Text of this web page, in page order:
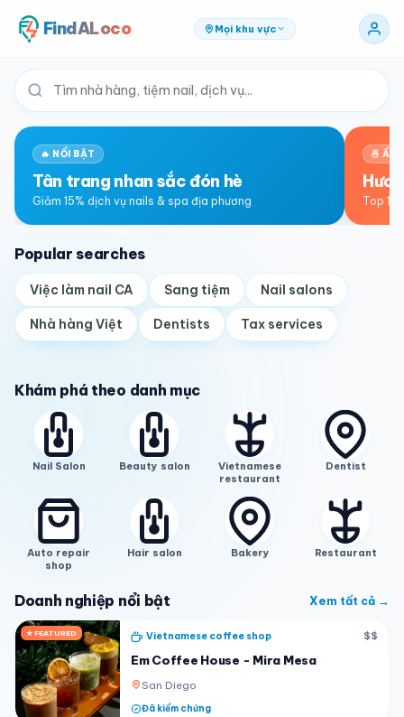
FindALoco Mọi khu vực
🔥 NỔI BẬT
Tân trang nhan sắc đón hè
Giảm 15% dịch vụ nails & spa địa phương
🍜 ẨM
Top 10
Popular searches
Việc làm nail CA Sang tiệm Nail salons
Nhà hàng Việt Dentists Tax services
Khám phá theo danh mục
Nail Salon Beauty salon
Vietnamese
restaurant
Dentist
Auto repair
shop
Hair salon Bakery Restaurant
Doanh nghiệp nổi bật Xem tất cả →
★ FEATURED Vietnamese coffee shop $$
Em Coffee House - Mira Mesa
San Diego
Đã kiểm chứng